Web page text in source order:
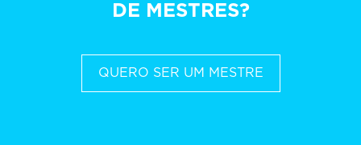
DE MESTRES?
QUERO SER UM MESTRE